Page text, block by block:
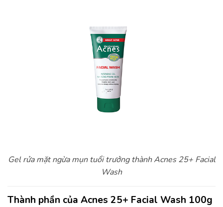
Gel rửa mặt ngừa mụn tuổi trưởng thành Acnes 25+ Facial
Wash
Thành phần của Acnes 25+ Facial Wash 100g